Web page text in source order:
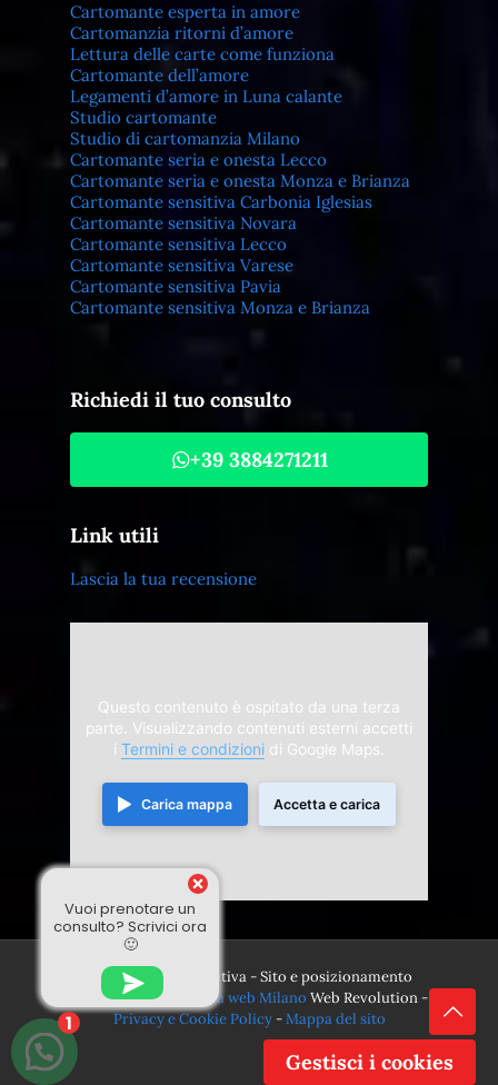
Cartomante esperta in amore
Cartomanzia ritorni d’amore
Lettura delle carte come funziona
Cartomante dell’amore
Legamenti d’amore in Luna calante
Studio cartomante
Studio di cartomanzia Milano
Cartomante seria e onesta Lecco
Cartomante seria e onesta Monza e Brianza
Cartomante sensitiva Carbonia Iglesias
Cartomante sensitiva Novara
Cartomante sensitiva Lecco
Cartomante sensitiva Varese
Cartomante sensitiva Pavia
Cartomante sensitiva Monza e Brianza
Richiedi il tuo consulto
+39 3884271211
Link utili
Lascia la tua recensione
Questo contenuto è ospitato da una terza
parte. Visualizzando contenuti esterni accetti
i Termini e condizioni di Google Maps.
Carica mappa Accetta e carica
© 2024 Divina Sensitiva - Sito e posizionamento
realizzato dall'
Agenzia web Milano Web Revolution -
Privacy e Cookie Policy-Mappa del sito
Vuoi prenotare un
consulto? Scrivici ora
🙂
1
Gestisci i cookies